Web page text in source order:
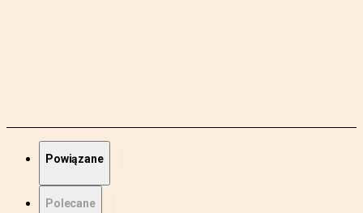
Powiązane
Polecane